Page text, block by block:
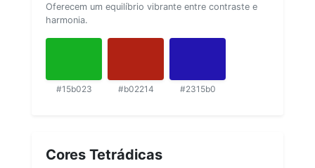
Oferecem um equilíbrio vibrante entre contraste e
harmonia.
#15b023 #b02214 #2315b0
Cores Tetrádicas